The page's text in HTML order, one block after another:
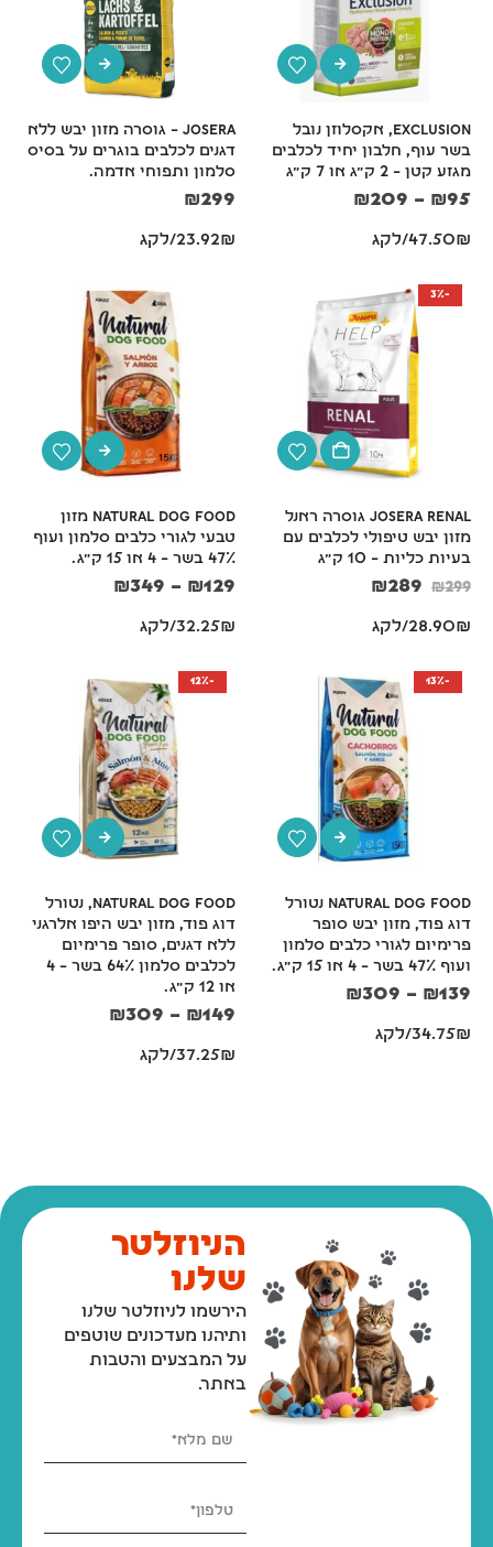
Exclusion, אקסלוזן נובל
בשר עוף, חלבון יחיד לכלבים
מגזע קטן – 2 ק"ג או 7 ק"ג
₪95
–
₪209
47.50₪/לקג
Josera – גוסרה מזון יבש ללא
דגנים לכלבים בוגרים על בסיס
סלמון ותפוחי אדמה.
₪299
23.92₪/לקג
-3%
Josera Renal גוסרה ראנל
מזון יבש טיפולי לכלבים עם
בעיות כליות – 10 ק"ג
₪299
₪289
28.90₪/לקג
Natural Dog Food מזון
טבעי לגורי כלבים סלמון ועוף
47% בשר – 4 או 15 ק"ג.
₪129
–
₪349
32.25₪/לקג
-13%
Natural Dog Food נטורל
דוג פוד, מזון יבש סופר
פרימיום לגורי כלבים סלמון
ועוף 47% בשר – 4 או 15 ק"ג.
₪139
–
₪309
34.75₪/לקג
-12%
Natural Dog Food, נטורל
דוג פוד, מזון יבש היפו אלרגני
ללא דגנים, סופר פרימיום
או 12 ק"ג.
₪149
–
₪309
37.25₪/לקג
הניוזלטר
שלנו
הירשמו לניוזלטר שלנו
ותיהנו מעדכונים שוטפים
על המבצעים והטבות
באתר.